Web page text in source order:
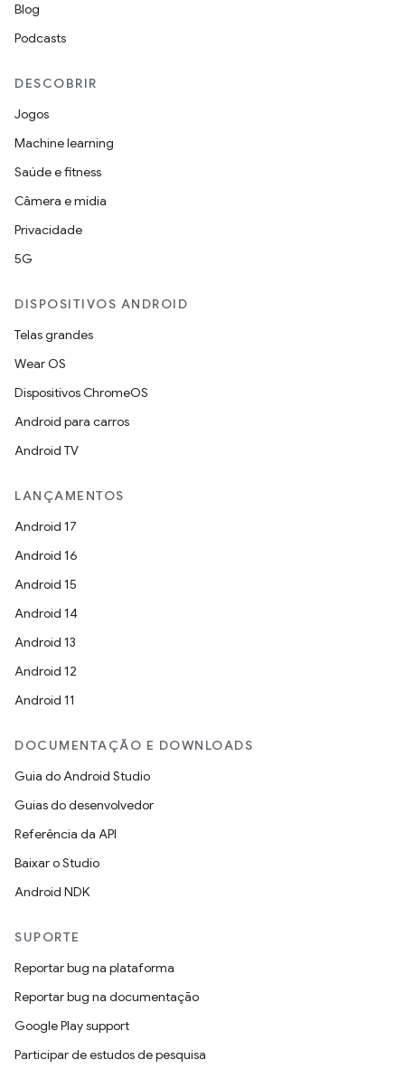
Blog
Podcasts
DESCOBRIR
Jogos
Machine learning
Saúde e fitness
Câmera e mídia
Privacidade
5G
DISPOSITIVOS ANDROID
Telas grandes
Wear OS
Dispositivos ChromeOS
Android para carros
Android TV
LANÇAMENTOS
Android 17
Android 16
Android 15
Android 14
Android 13
Android 12
Android 11
DOCUMENTAÇÃO E DOWNLOADS
Guia do Android Studio
Guias do desenvolvedor
Referência da API
Baixar o Studio
Android NDK
SUPORTE
Reportar bug na plataforma
Reportar bug na documentação
Google Play support
Participar de estudos de pesquisa